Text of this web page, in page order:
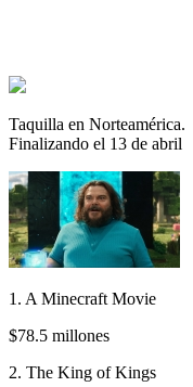
Taquilla en Norteamérica.
Finalizando el 13 de abril
1. A Minecraft Movie
$78.5 millones
2. The King of Kings